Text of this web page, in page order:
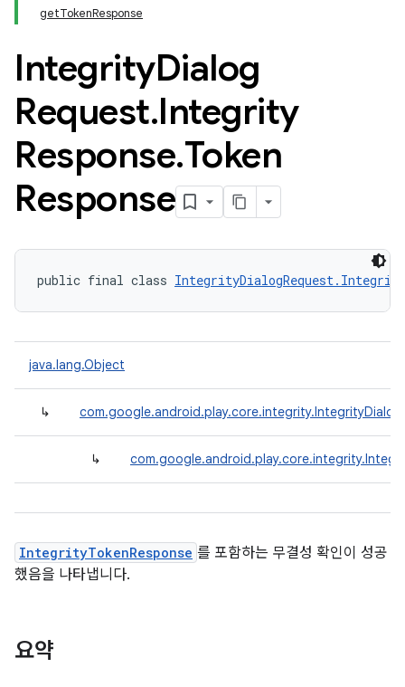
getTokenResponse
IntegrityDialog
Request.Integrity
Response.Token
Response
public final class
java.lang.Object
↳
↳
IntegrityTokenResponse 를 포함하는 무결성 확인이 성공
했음을 나타냅니다.
요약